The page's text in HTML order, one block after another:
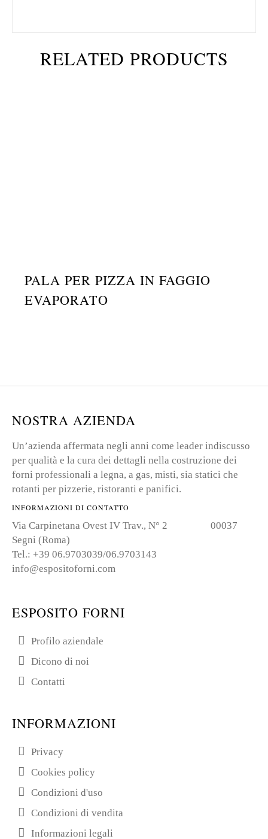
RELATED PRODUCTS
PALA PER PIZZA IN FAGGIO
EVAPORATO
NOSTRA AZIENDA
Un’azienda affermata negli anni come leader indiscusso
per qualità e la cura dei dettagli nella costruzione dei
forni professionali a legna, a gas, misti, sia statici che
rotanti per pizzerie, ristoranti e panifici.
INFORMAZIONI DI CONTATTO
Via Carpinetana Ovest IV Trav., N° 2 00037
Segni (Roma)
Tel.: +39 06.9703039/06.9703143
info@espositoforni.com
ESPOSITO FORNI
Profilo aziendale
Dicono di noi
Contatti
INFORMAZIONI
Privacy
Cookies policy
Condizioni d'uso
Condizioni di vendita
Informazioni legali